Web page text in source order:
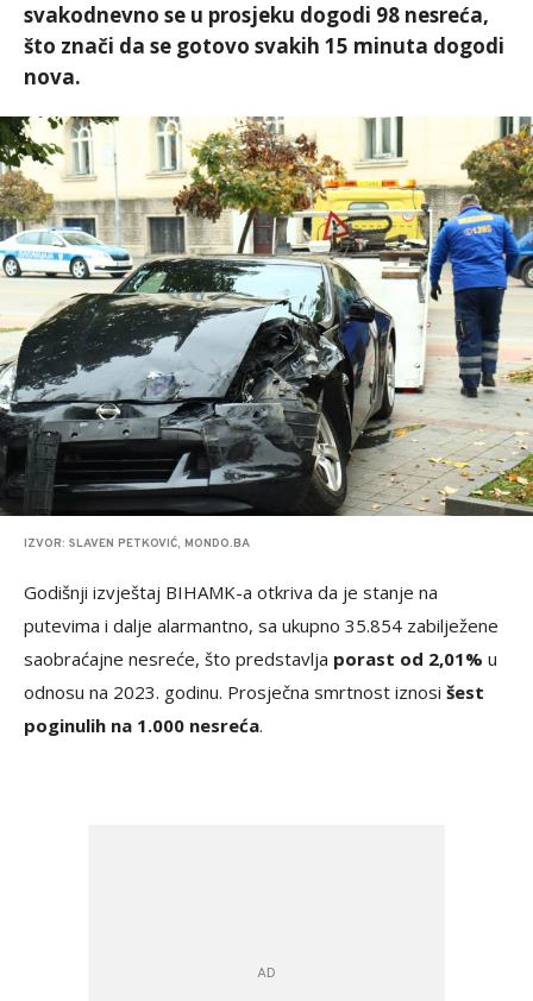
svakodnevno se u prosjeku dogodi 98 nesreća,
što znači da se gotovo svakih 15 minuta dogodi
nova.
IZVOR: SLAVEN PETKOVIĆ, MONDO.BA
Godišnji izvještaj BIHAMK-a otkriva da je stanje na
putevima i dalje alarmantno, sa ukupno 35.854 zabilježene
saobraćajne nesreće, što predstavlja porast od 2,01% u
odnosu na 2023. godinu. Prosječna smrtnost iznosi šest
poginulih na 1.000 nesreća.